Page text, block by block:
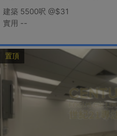
建築 5500呎 @$31
實用 --
置頂